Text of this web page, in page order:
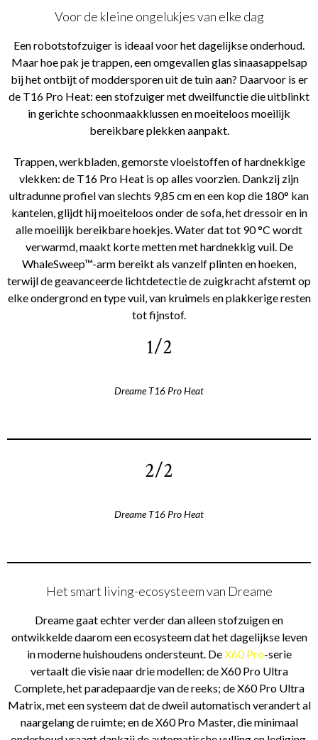
Voor de kleine ongelukjes van elke dag
Een robotstofzuiger is ideaal voor het dagelijkse onderhoud.
Maar hoe pak je trappen, een omgevallen glas sinaasappelsap
bij het ontbijt of moddersporen uit de tuin aan? Daarvoor is er
de T16 Pro Heat: een stofzuiger met dweilfunctie die uitblinkt
in gerichte schoonmaakklussen en moeiteloos moeilijk
bereikbare plekken aanpakt.
Trappen, werkbladen, gemorste vloeistoffen of hardnekkige
vlekken: de T16 Pro Heat is op alles voorzien. Dankzij zijn
ultradunne profiel van slechts 9,85 cm en een kop die 180° kan
kantelen, glijdt hij moeiteloos onder de sofa, het dressoir en in
alle moeilijk bereikbare hoekjes. Water dat tot 90 °C wordt
verwarmd, maakt korte metten met hardnekkig vuil. De
WhaleSweep™-arm bereikt als vanzelf plinten en hoeken,
terwijl de geavanceerde lichtdetectie de zuigkracht afstemt op
elke ondergrond en type vuil, van kruimels en plakkerige resten
tot fijnstof.
1/2
Dreame T16 Pro Heat
2/2
Dreame T16 Pro Heat
Het smart living-ecosysteem van Dreame
Dreame gaat echter verder dan alleen stofzuigen en
ontwikkelde daarom een ecosysteem dat het dagelijkse leven
in moderne huishoudens ondersteunt. DeX60 Pro-serie
vertaalt die visie naar drie modellen: de X60 Pro Ultra
Complete, het paradepaardje van de reeks; de X60 Pro Ultra
Matrix, met een systeem dat de dweil automatisch verandert al
naargelang de ruimte; en de X60 Pro Master, die minimaal